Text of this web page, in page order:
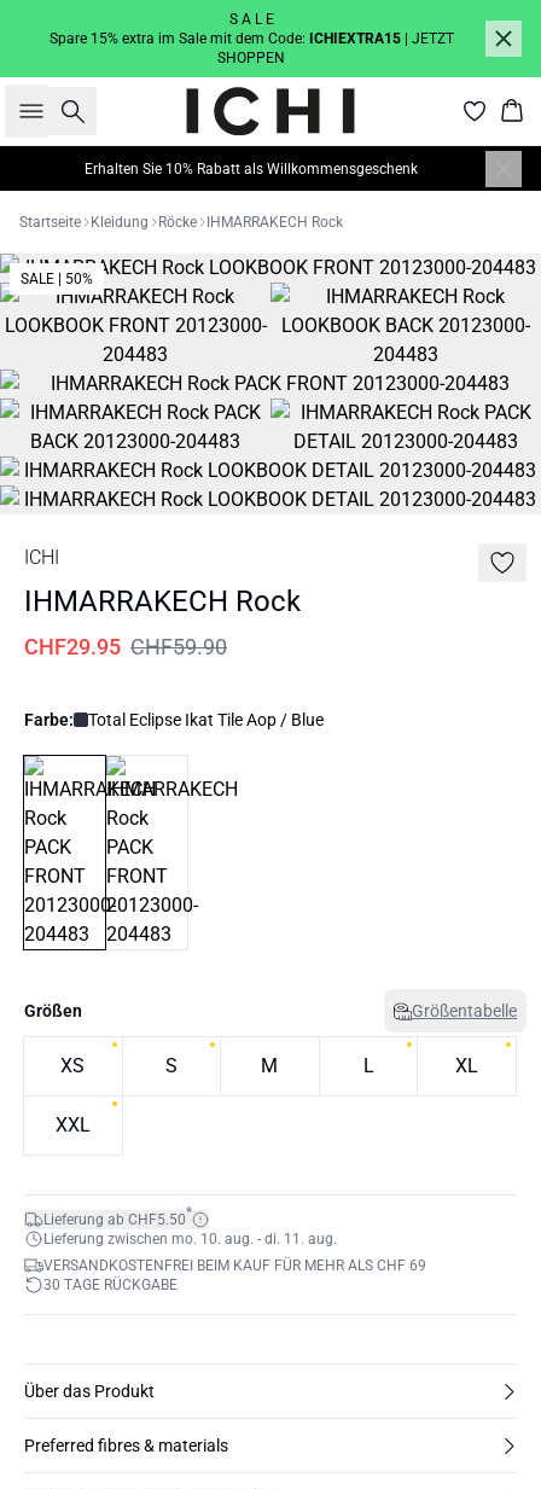
S A L E
Spare 15% extra im Sale mit dem Code: ICHIEXTRA15
| JETZT
SHOPPEN
Suche
Erhalten Sie 10% Rabatt als Willkommensgeschenk
Startseite Kleidung Röcke IHMARRAKECH Rock
SALE | 50%
ICHI
IHMARRAKECH Rock
CHF29.95 CHF59.90
Farbe: Total Eclipse Ikat Tile Aop / Blue
Größen Größentabelle
XS S M L XL
XXL
Lieferung ab CHF5.50*
Lieferung zwischen mo. 10. aug. - di. 11. aug.
VERSANDKOSTENFREI BEIM KAUF FÜR MEHR ALS CHF 69
30 TAGE RÜCKGABE
Über das Produkt
Preferred fibres & materials